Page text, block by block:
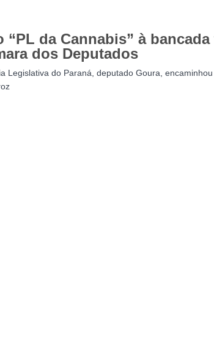
da Cannabis” à
dos Deputados
Legislativa do Paraná, deputado Goura,